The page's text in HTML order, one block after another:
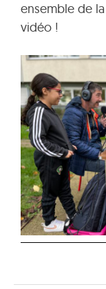
ensemble de
vidéo !